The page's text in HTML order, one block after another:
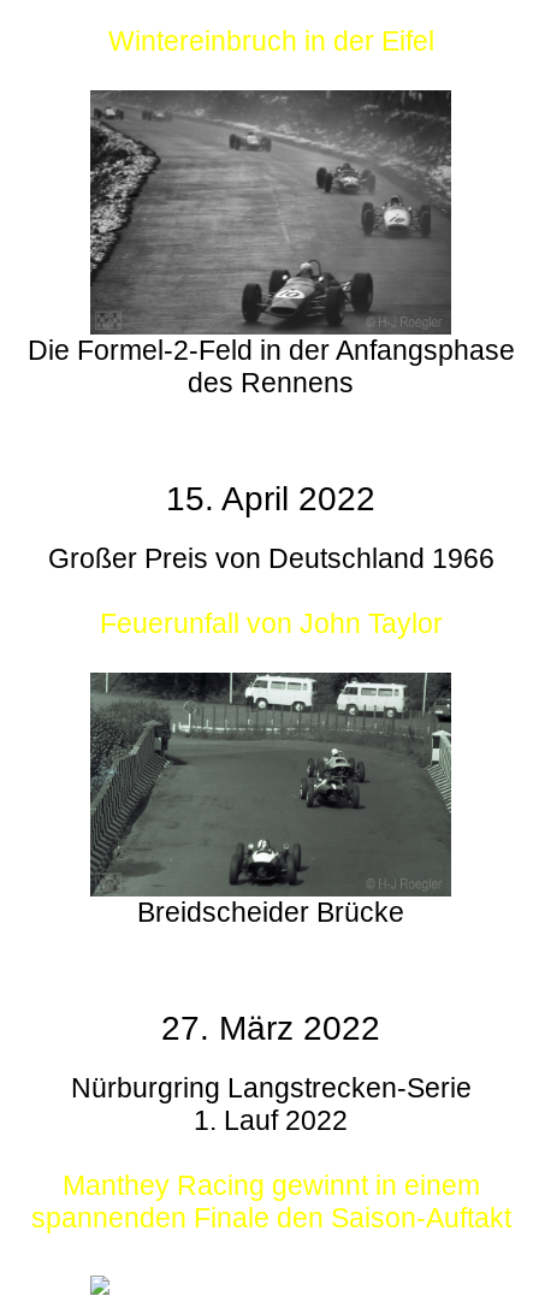
Wintereinbruch in der Eifel
Die Formel-2-Feld in der Anfangsphase
des Rennens
15. April 2022
Großer Preis von Deutschland 1966
Feuerunfall von John Taylor
Breidscheider Brücke
27. März 2022
Nürburgring Langstrecken-Serie
1. Lauf 2022
Manthey Racing gewinnt in einem
spannenden Finale den Saison-Auftakt